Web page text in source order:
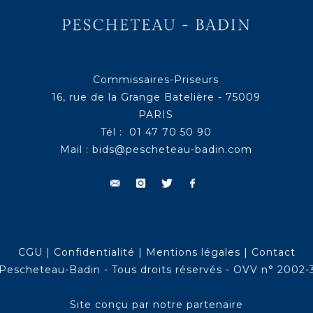
Commissaires-Priseurs
16, rue de la Grange Batelière - 75009
PARIS
Tél : 01 47 70 50 90
Mail : bids@pescheteau-badin.com
CGU | Confidentialité | Mentions légales | Contact
Badin - Tous droits réservés - OVV n° 2002-
Site conçu par notre partenaire